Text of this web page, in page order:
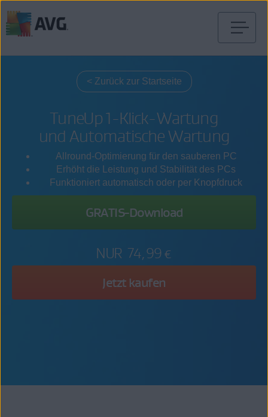
zum
< Zurück zur Startseite
TuneUp 1-Klick-Wartung
und Automatische Wartung
Allround-Optimierung für den sauberen PC
Erhöht die Leistung und Stabilität des PCs
Funktioniert automatisch oder per Knopfdruck
GRATIS-Download
NUR 74,99 €
Jetzt kaufen